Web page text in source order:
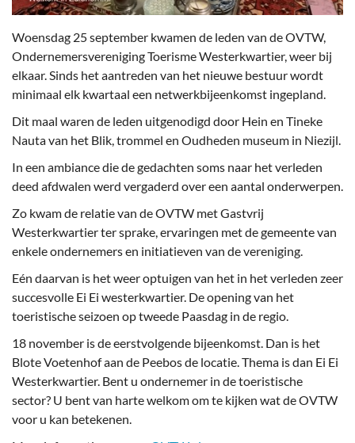
Woensdag 25 september kwamen de leden van de OVTW,
Ondernemersvereniging Toerisme Westerkwartier, weer bij
elkaar. Sinds het aantreden van het nieuwe bestuur wordt
minimaal elk kwartaal een netwerkbijeenkomst ingepland.
Dit maal waren de leden uitgenodigd door Hein en Tineke
Nauta van het Blik, trommel en Oudheden museum in Niezijl.
In een ambiance die de gedachten soms naar het verleden
deed afdwalen werd vergaderd over een aantal onderwerpen.
Zo kwam de relatie van de OVTW met Gastvrij
Westerkwartier ter sprake, ervaringen met de gemeente van
enkele ondernemers en initiatieven van de vereniging.
Eén daarvan is het weer optuigen van het in het verleden zeer
succesvolle Ei Ei westerkwartier. De opening van het
toeristische seizoen op tweede Paasdag in de regio.
18 november is de eerstvolgende bijeenkomst. Dan is het
Blote Voetenhof aan de Peebos de locatie. Thema is dan Ei Ei
Westerkwartier. Bent u ondernemer in de toeristische
sector? U bent van harte welkom om te kijken wat de OVTW
voor u kan betekenen.